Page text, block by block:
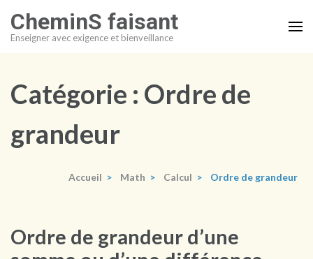
au
contenu
Entrée)
CheminS faisant
Enseigner avec exigence et bienveillance
Catégorie : Ordre de
grandeur
Accueil > Math > Calcul > Ordre de grandeur
Ordre de grandeur d’une